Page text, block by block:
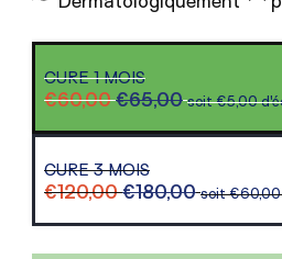
ou
CURE 1 MOIS
€60,00€65,00 soit €5,00
ou
CURE 3 MOIS
€120,00€180,00 soit €60,00